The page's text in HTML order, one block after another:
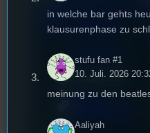
mic [S1/E74]
3. August 2026
Festivals ,
in welche bar gehts
klausurenphase zu
stufu fan #1
10. Juli. 2026
meinung zu den
Aaliyah